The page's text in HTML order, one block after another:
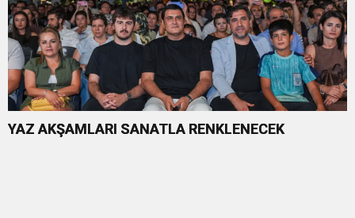
YAZ AKŞAMLARI SANATLA RENKLENECEK